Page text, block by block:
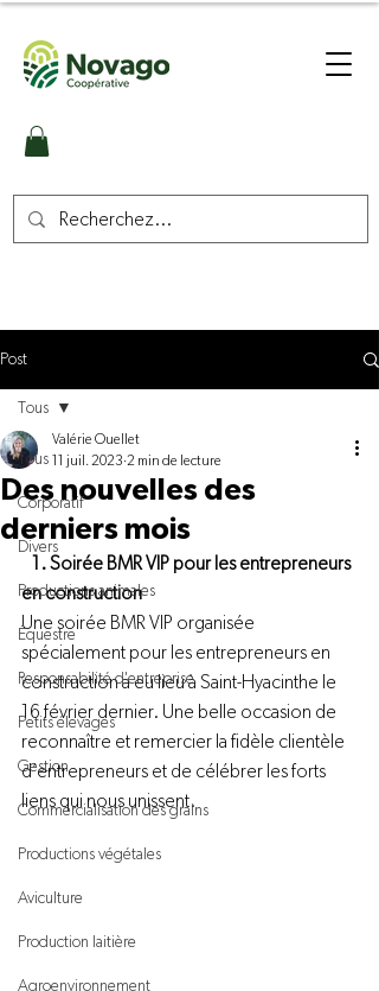
Post
Tous
Corporatif
Divers
Productions animales
Équestre
Responsabilité d'entreprise
Petits élevages
Gestion
Commercialisation des grains
Productions végétales
Aviculture
Production laitière
Agroenvironnement
Tous
Des nouvelles des
derniers mois
Valérie Ouellet
11 juil. 2023 2 min de lecture
1. Soirée BMR VIP pour les entrepreneurs
en construction
Une soirée BMR VIP organisée
spécialement pour les entrepreneurs en
construction a eu lieu à Saint-Hyacinthe le
16 février dernier. Une belle occasion de
reconnaître et remercier la fidèle clientèle
d’entrepreneurs et de célébrer les forts
liens qui nous unissent.